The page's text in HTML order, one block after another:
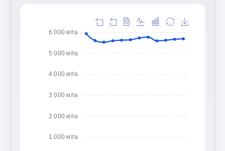
1 000 кг/га
2 000 кг/га
3 000 кг/га
4 000 кг/га
5 000 кг/га
6 000 кг/га